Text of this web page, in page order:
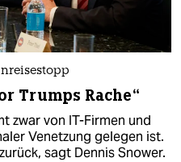
Trumps Rache“
zwar von IT-Firmen und
Venetzung gelegen ist.
sagt Dennis Snower.